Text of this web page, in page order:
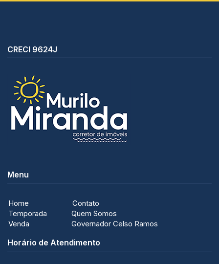
CRECI 9624J
Menu
Home
Temporada
Venda
Contato
Quem Somos
Governador Celso Ramos
Horário de Atendimento